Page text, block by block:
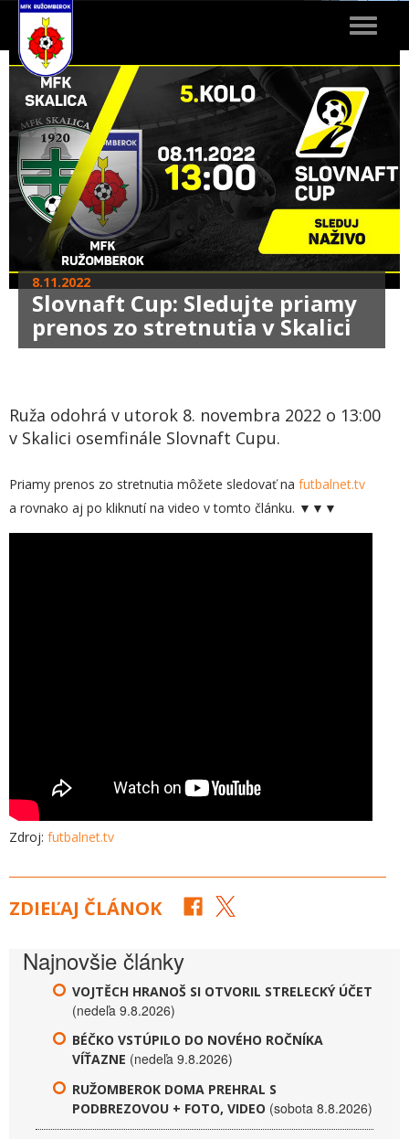
Toggle
8.11.2022
Slovnaft Cup: Sledujte priamy
prenos zo stretnutia v Skalici
Ruža odohrá v utorok 8. novembra 2022 o 13:00
v Skalici osemfinále Slovnaft Cupu.
Priamy prenos zo stretnutia môžete sledovať na futbalnet.tv
a rovnako aj po kliknutí na video v tomto článku. ▼▼▼
Zdroj: futbalnet.tv
ZDIEĽAJ ČLÁNOK
Najnovšie články
VOJTĚCH HRANOŠ SI OTVORIL STRELECKÝ ÚČET
(nedeľa 9.8.2026)
BÉČKO VSTÚPILO DO NOVÉHO ROČNÍKA
VÍŤAZNE (nedeľa 9.8.2026)
RUŽOMBEROK DOMA PREHRAL S
PODBREZOVOU + FOTO, VIDEO (sobota 8.8.2026)